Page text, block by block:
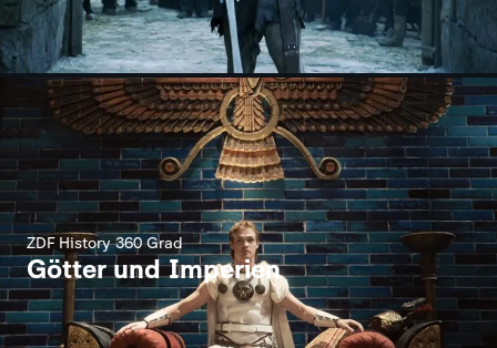
ZDF History 360 Grad
Götter und Imperien